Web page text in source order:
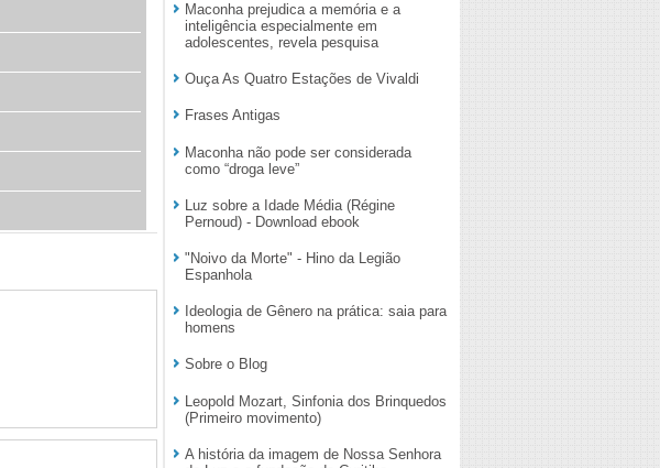
Maconha prejudica a memória e a
inteligência especialmente em
adolescentes, revela pesquisa
Ouça As Quatro Estações de Vivaldi
Frases Antigas
Maconha não pode ser considerada
como “droga leve”
Luz sobre a Idade Média (Régine
Pernoud) - Download ebook
"Noivo da Morte" - Hino da Legião
Espanhola
Ideologia de Gênero na prática: saia para
homens
Sobre o Blog
Leopold Mozart, Sinfonia dos Brinquedos
(Primeiro movimento)
A história da imagem de Nossa Senhora